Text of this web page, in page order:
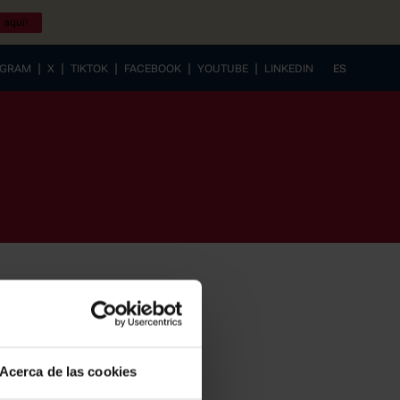
Acerca de las cookies
aquí!
| X | TIKTOK | FACEBOOK | YOUTUBE | LINKEDIN
ES